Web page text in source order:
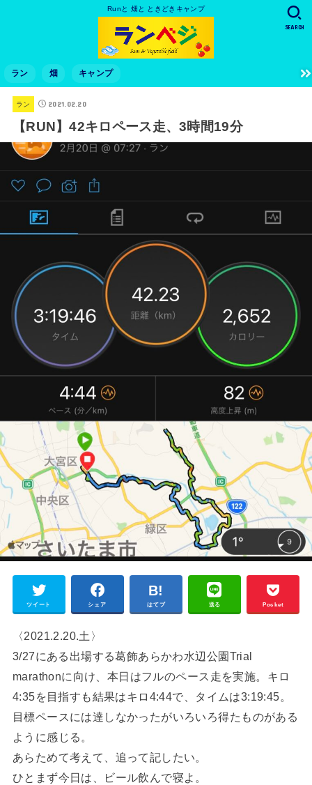
Runと 畑と ときどきキャンプ
ラン 畑 キャンプ
SEARCH
ラン 2021.02.20
【RUN】42キロペース走、3時間19分
ツイート シェア はてブ 送る Pocket
〈2021.2.20.土〉
3/27にある出場する葛飾あらかわ水辺公園Trial
marathonに向け、本日はフルのペース走を実施。キロ
4:35を目指すも結果はキロ4:44で、タイムは3:19:45。
目標ペースには達しなかったがいろいろ得たものがある
ように感じる。
あらためて考えて、追って記したい。
ひとまず今日は、ビール飲んで寝よ。